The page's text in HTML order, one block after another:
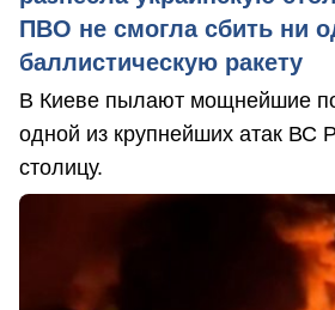
ПВО не смогла сбить ни
баллистическую ракету
В Киеве пылают мощнейшие
одной из крупнейших атак ВС
столицу.